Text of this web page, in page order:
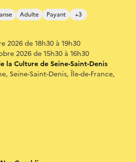
Adulte Payant +3
2026 de 18h30 à 19h30
2026 de 15h30 à 16h30
la Culture de Seine-Saint-Denis
Seine-Saint-Denis, Île-de-France,